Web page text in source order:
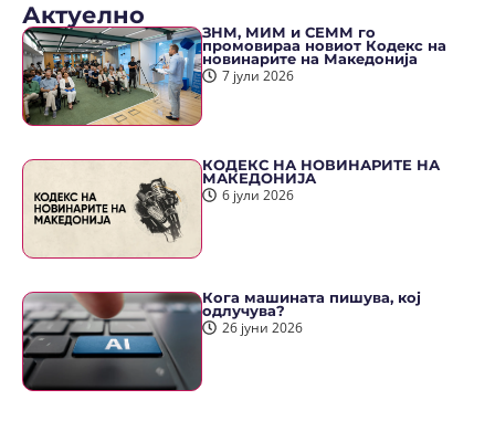
Актуелно
ЗНМ, МИМ и СЕММ го
промовираа новиот Кодекс на
новинарите на Македонија
7 јули 2026
КОДЕКС НА НОВИНАРИТЕ НА
МАКЕДОНИЈА
6 јули 2026
Кога машината пишува, кој
одлучува?
26 јуни 2026